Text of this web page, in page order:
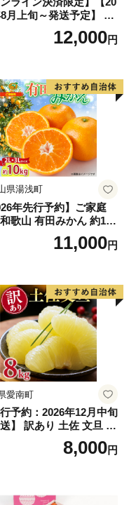
月上旬～発送予定】 先
約 「浅間水蜜桃プレミ
」 もも あかつき 秀品 約
果肉 長野県産 小諸市
12,000円
県湯浅町
年先行予約】ご家庭
歌山 有田みかん 約10k
、3Lサイズ)【湯浅町】
11,000円
愛南町
行予約：2026年12月中旬
】 訳あり 土佐 文旦 8k
サイズ以上サイズミック
円 わけあり ぶんた
家直送 期間限定 特産品
8,000円